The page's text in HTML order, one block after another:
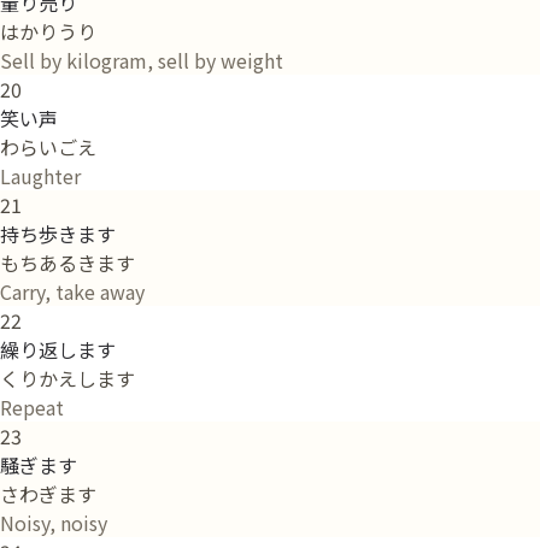
はかりうり
Sell by kilogram, sell by weight
20
笑い声
わらいごえ
Laughter
21
持ち歩きます
もちあるきます
Carry, take away
22
繰り返します
くりかえします
Repeat
23
騒ぎます
さわぎます
Noisy, noisy